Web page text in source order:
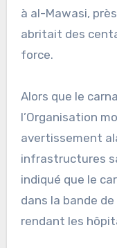
à al-Mawasi,
abritait des
force.
Alors que le
l’Organisation
avertissement
infrastructures
indiqué que le
dans la bande
rendant les